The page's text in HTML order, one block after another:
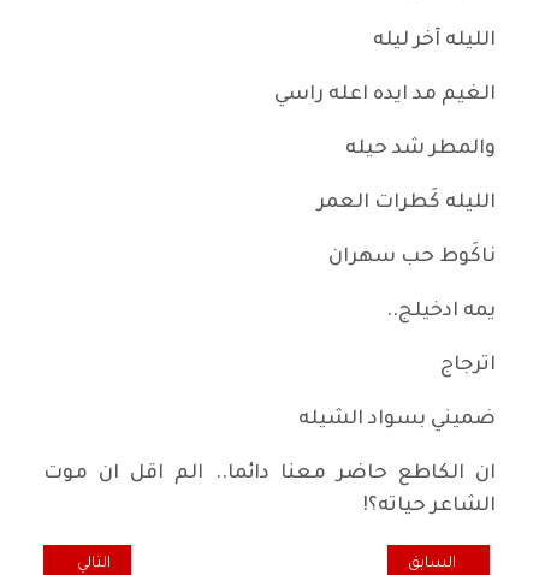
الليله آخر ليله
الغيم مد ايده اعله راسي
والمطر شد حيله
الليله كَطرات العمر
ناكَوط حب سهران
يمه ادخيلج..
اترجاج
ضميني بسواد الشيله
ان الكاطع حاضر معنا دائما.. الم اقل ان موت
الشاعر حياته؟!
المقال السابق: فضاء شعبي ... الى المعيبر..
السابق المقال التالي:
التالي